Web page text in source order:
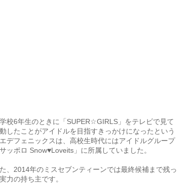
校6年生のときに「SUPER☆GIRLS」をテレビで見て
したことがアイドルを目指すきっかけになったという
デフェニックスは、高校生時代にはアイドルグループ
サッポロ Snow♥Loveits」に所属していました。
、2014年のミスセブンティーンでは最終候補まで残っ
力の持ち主です。